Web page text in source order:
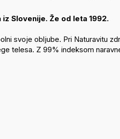
Slovenije. Že od leta 1992.
svoje obljube. Pri Naturavitu
telesa. Z 99% indeksom